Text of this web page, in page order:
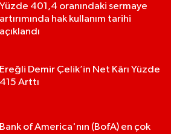
Yüzde 401,4 oranındaki sermaye
artırımında hak kullanım tarihi
açıklandı
Ereğli Demir Çelik’in Net Kârı Yüzde
415 Arttı
Bank of America'nın (BofA) en çok